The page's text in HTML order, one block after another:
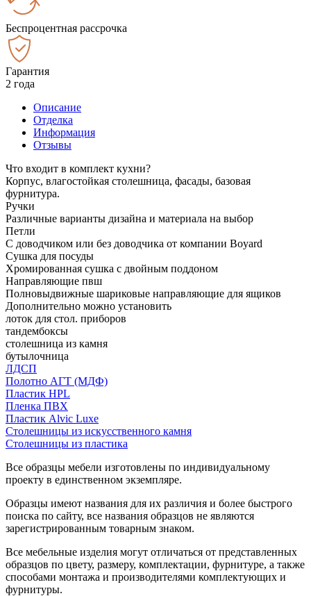
Беспроцентная рассрочка
Гарантия
2 года
Описание
Отделка
Информация
Отзывы
Что входит в комплект кухни?
Корпус, влагостойкая столешница, фасады, базовая
фурнитура.
Ручки
Различные варианты дизайна и материала на выбор
Петли
С доводчиком или без доводчика от компании Boyard
Сушка для посуды
Хромированная сушка с двойным поддоном
Направляющие пвш
Полновыдвижные шариковые направляющие для ящиков
Дополнительно можно установить
лоток для стол. приборов
тандембоксы
столешница из камня
бутылочница
ЛДСП
Полотно АГТ (МДФ)
Пластик HPL
Пленка ПВХ
Пластик Alvic Luxe
Столешницы из искусственного камня
Столешницы из пластика
Все образцы мебели изготовлены по индивидуальному
проекту в единственном экземпляре.
Образцы имеют названия для их различия и более быстрого
поиска по сайту, все названия образцов не являются
зарегистрированным товарным знаком.
Все мебельные изделия могут отличаться от представленных
образцов по цвету, размеру, комплектации, фурнитуре, а также
способами монтажа и производителями комплектующих и
фурнитуры.